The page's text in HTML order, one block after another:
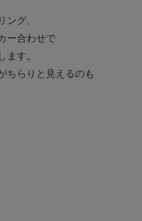
ング、
ー合わせで
ます。
ちらりと見えるのも